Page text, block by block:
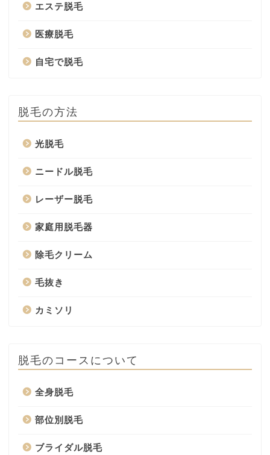
エステ脱毛
医療脱毛
自宅で脱毛
脱毛の方法
光脱毛
ニードル脱毛
レーザー脱毛
家庭用脱毛器
除毛クリーム
毛抜き
カミソリ
脱毛のコースについて
全身脱毛
部位別脱毛
ブライダル脱毛